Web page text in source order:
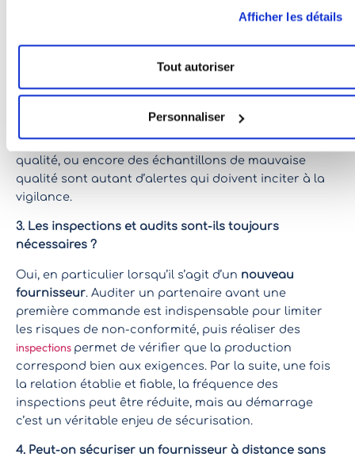
Afficher les détails
Tout autoriser
Personnaliser
des certifications non valides. Eastwise intervient sur
un manque de transparence sur les processus de
fabrication, l’absence de système de gestion de la
qualité, ou encore des échantillons de mauvaise
qualité sont autant d’alertes qui doivent inciter à la
vigilance.
3. Les inspections et audits sont-ils toujours
nécessaires ?
Oui, en particulier lorsqu’il s’agit d’un nouveau
fournisseur. Auditer un partenaire avant une
première commande est indispensable pour limiter
les risques de non-conformité, puis réaliser des
inspections permet de vérifier que la production
correspond bien aux exigences. Par la suite, une fois
la relation établie et fiable, la fréquence des
inspections peut être réduite, mais au démarrage
c’est un véritable enjeu de sécurisation.
4. Peut-on sécuriser un fournisseur à distance sans